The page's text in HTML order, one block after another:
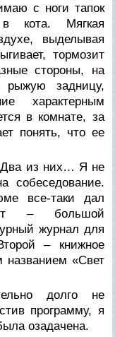
с ноги тапок
кота. Мягкая
выделывая
тормозит
стороны, на
задницу,
характерным
в комнате, за
понять, что ее
Два из них… Я не
собеседование.
все-таки дал
– большой
журнал для
– книжное
названием «Свет
долго не
программу, я
озадачена.